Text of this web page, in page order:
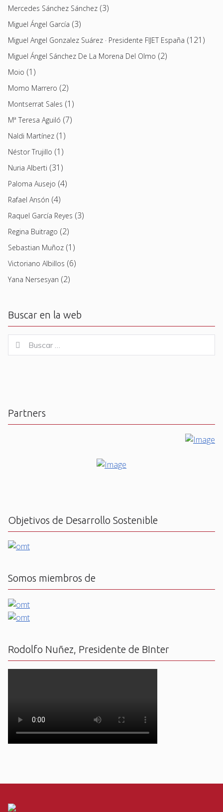
Mercedes Sánchez Sánchez (3)
Miguel Ángel García (3)
Miguel Angel Gonzalez Suárez · Presidente FIJET España (121)
Miguel Ángel Sánchez De La Morena Del Olmo (2)
Moio (1)
Momo Marrero (2)
Montserrat Sales (1)
Mª Teresa Aguiló (7)
Naldi Martínez (1)
Néstor Trujillo (1)
Nuria Alberti (31)
Paloma Ausejo (4)
Rafael Ansón (4)
Raquel García Reyes (3)
Regina Buitrago (2)
Sebastian Muñoz (1)
Victoriano Albillos (6)
Yana Nersesyan (2)
Buscar en la web
for:
Buscar
Partners
Objetivos de Desarrollo Sostenible
Somos miembros de
Rodolfo Nuñez, Presidente de BInter